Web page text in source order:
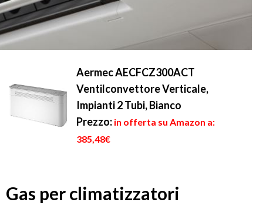
Aermec AECFCZ300ACT
Ventilconvettore Verticale,
Impianti 2 Tubi, Bianco
Prezzo: in offerta su Amazon a:
385,48€
Gas per climatizzatori